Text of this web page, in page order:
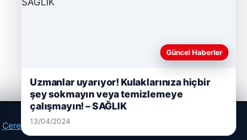
Cengiz Sigorta
Çerez Politikamız
Güncel Haberler
Uzmanlar uyarıyor! Kulaklarınıza hiçbir
şey sokmayın veya temizlemeye
çalışmayın! – SAĞLIK
13/04/2024